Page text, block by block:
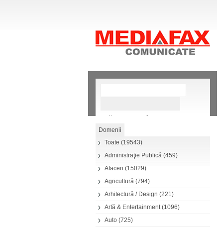
Căutare avansată
Toate (19543)
Administraţie Publică (459)
Afaceri (15029)
Agricultură (794)
Arhitectură / Design (221)
Artă & Entertainment(1096)
Auto (725)